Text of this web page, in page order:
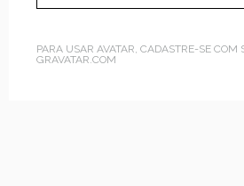
PARA USAR AVATAR, CADASTRE-SE COM
GRAVATAR.COM